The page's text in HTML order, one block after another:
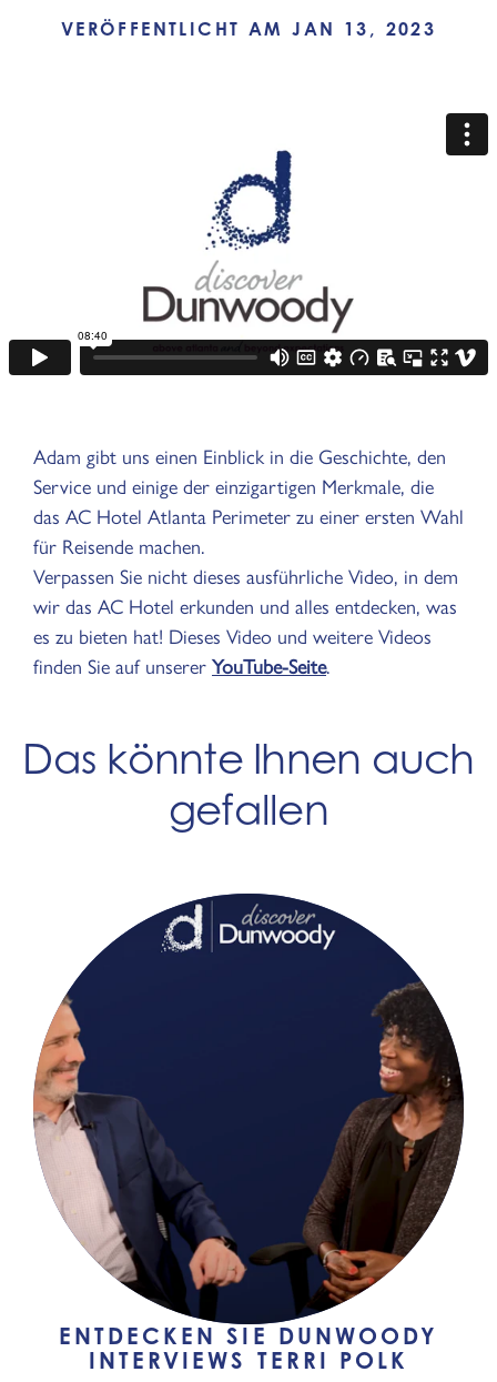
VERÖFFENTLICHT AM JAN 13, 2023
Adam gibt uns einen Einblick in die Geschichte, den
Service und einige der einzigartigen Merkmale, die
das AC Hotel Atlanta Perimeter zu einer ersten Wahl
für Reisende machen.
Verpassen Sie nicht dieses ausführliche Video, in dem
wir das AC Hotel erkunden und alles entdecken, was
es zu bieten hat! Dieses Video und weitere Videos
finden Sie auf unsererYouTube-Seite.
Das könnte Ihnen auch
gefallen
ENTDECKEN SIE DUNWOODY
INTERVIEWS TERRI POLK